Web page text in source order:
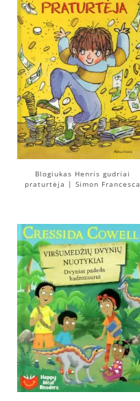
Blogiukas Henris gudriai
praturtėja | Simon Francesca